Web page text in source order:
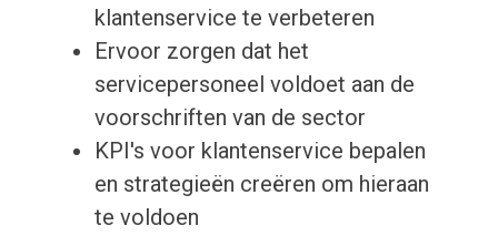
klantenservice te verbeteren
Ervoor zorgen dat het
servicepersoneel voldoet aan de
voorschriften van de sector
KPI's voor klantenservice bepalen
en strategieën creëren om hieraan
te voldoen